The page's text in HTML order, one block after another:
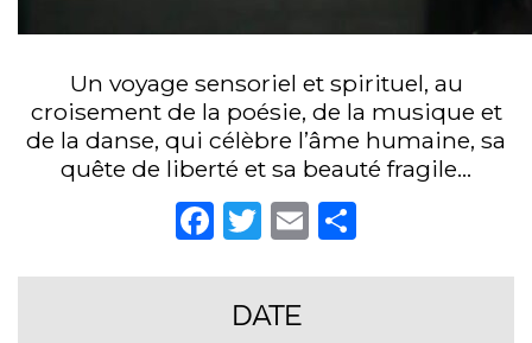
Un voyage sensoriel et spirituel, au
croisement de la poésie, de la musique et
de la danse, qui célèbre l’âme humaine, sa
quête de liberté et sa beauté fragile…
Facebook
Twitter
Email
DATE